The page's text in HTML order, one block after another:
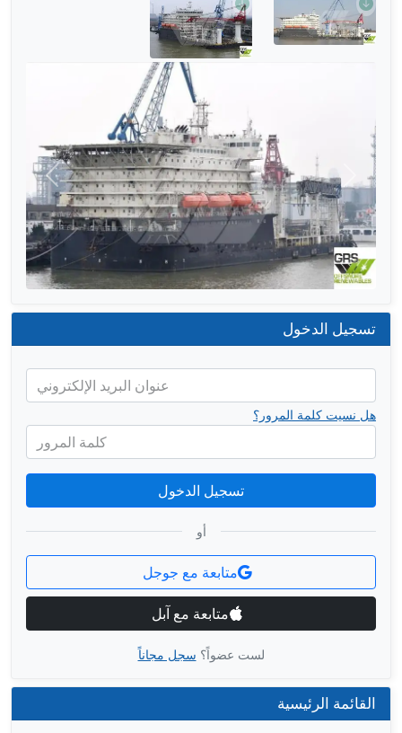
السابق التالي
تسجيل الدخول
عنوان البريد الإلكتروني
كلمة المرور
هل نسيت كلمة المرور؟
تسجيل الدخول
أو
متابعة مع جوجل
متابعة مع آبل
لست عضواً؟سجل مجاناً
القائمة الرئيسية